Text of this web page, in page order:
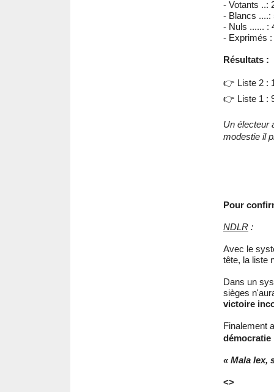
- Votants ..:
- Blancs ....:
- Nuls ...... :
- Exprimés :
Résultats :
👉 Liste 2 :
👉 Liste 1 :
Un électeur
modestie il
Pour
NDLR :
Avec le
tête, la liste
Dans un
sièges
victoire
Finalement
démocratie
« Mala lex,
<>